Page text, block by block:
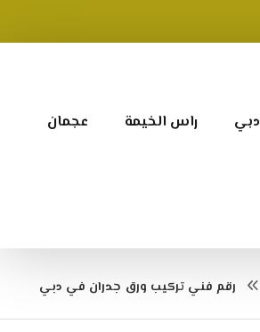
دبي راس الخيمة عجمان
رقم فني تركيب ورق جدران في دبي